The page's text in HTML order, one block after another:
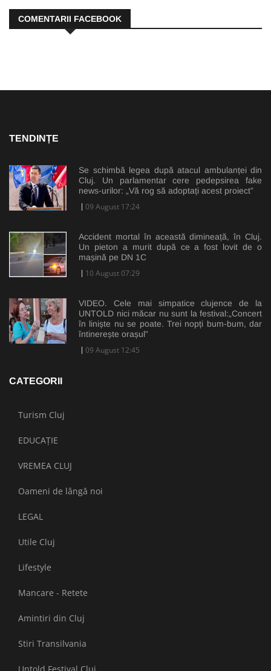
COMENTARII FACEBOOK
TENDINȚE
Se schimbă legea după atacul ambulanței din
Cluj. Un parlamentar cere pedepsirea fake
news-urilor: „Vă rog să adoptați acest proiect”
09 August 17:24
Accident mortal în această dimineață, în Cluj.
Un pieton a murit după ce a fost lovit de o
mașină pe DN 1C
10 August 07:29
VIDEO. Cele mai simpatice clujence de la
UNTOLD nici măcar nu sunt la festival:„Concert
în liniște nu se poate. Trei nopți bum-bum, dar
întinerește orașul”
09 August 12:45
CATEGORII
Turism Cluj
EDUCAȚIE
VREMEA CLUJ
Oameni de lângă noi
LEGAL
Utile Cluj
Lifestyle
Mancare - Retete
Amintiri din Cluj
Stiri Transilvania